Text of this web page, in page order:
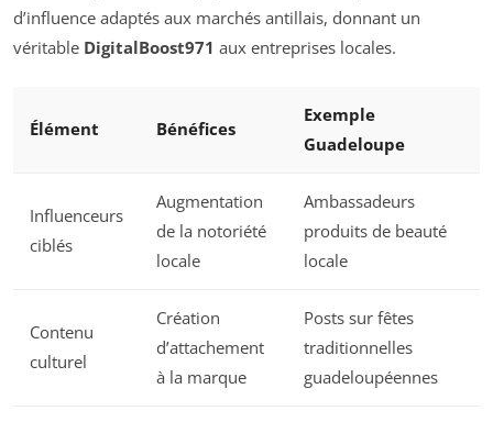
d’influence adaptés aux marchés antillais, donnant un
véritable DigitalBoost971 aux entreprises locales.
Élément Bénéfices
Exemple
Guadeloupe
Influenceurs
ciblés
Augmentation
de la notoriété
locale
Ambassadeurs
produits de beauté
locale
Contenu
culturel
Création
d’attachement
à la marque
Posts sur fêtes
traditionnelles
guadeloupéennes